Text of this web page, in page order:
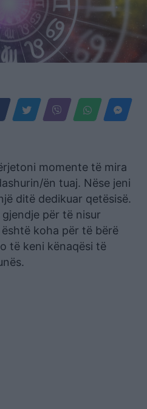
momente të mira
ën tuaj. Nëse jeni
ditë dedikuar qetësisë.
për të nisur
koha për të bërë
të keni kënaqësi të